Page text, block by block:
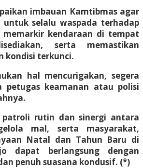
imbauan Kamtibmas agar
selalu waspada terhadap
memarkir kendaraan di tempat
serta memastikan
kondisi terkunci.
hal mencurigakan, segera
petugas keamanan atau polisi
patroli rutin dan sinergi antara
mal, serta masyarakat,
Natal dan Tahun Baru di
dapat berlangsung dengan
penuh suasana kondusif. (*)